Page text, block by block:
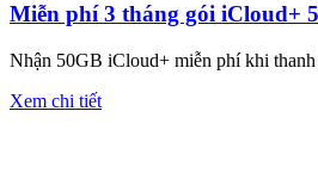
Miễn phí 3 tháng gói iCloud+
Nhận 50GB iCloud+ miễn phí khi
Xem chi tiết